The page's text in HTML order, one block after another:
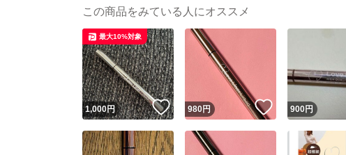
この商品をみている人にオススメ
1,000円 いいね！
最大10%対象
980円 いいね！
900円